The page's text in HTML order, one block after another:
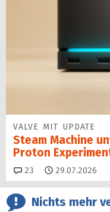
VALVE MIT UPDATE
Steam Machine
Proton
23 Kommentare
29.07.2026
Nichts mehr